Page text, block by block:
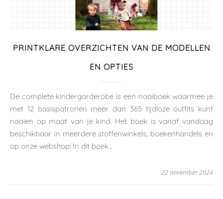
PRINTKLARE OVERZICHTEN VAN DE MODELLEN
EN OPTIES
De complete kindergarderobe is een naaiboek waarmee je
met 12 basispatronen meer dan 365 tijdloze outfits kunt
naaien op maat van je kind. Het boek is vanaf vandaag
beschikbaar in meerdere stoffenwinkels, boekenhandels en
op onze webshop! In dit boek…
22 november 2024